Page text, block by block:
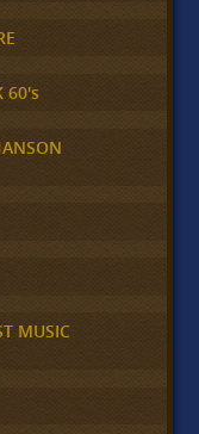
60's
MUSIC